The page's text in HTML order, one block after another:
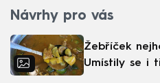
Návrhy pro vás
Žebříček
Umístily se i